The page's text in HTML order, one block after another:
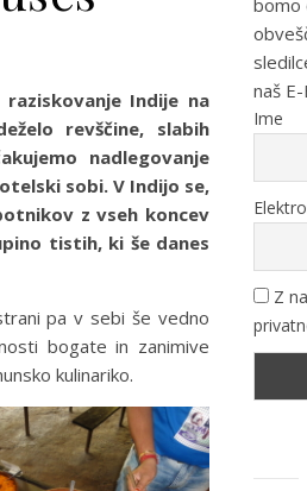
Indije na
revščine, slabih
nadlegovanje
sobi. V Indijo se,
z vseh koncev
tistih, ki še danes
pa v sebi še vedno
bogate in zanimive
kulinariko.
bomo
naš
Ime
Z